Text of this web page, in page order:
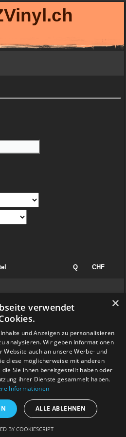
Q CHF
06. April ab 10 Uhr an der
in Zürich
der Sammlung von Patrick! Ich bringe
it.ch |(www.pinkytoes.com)
×
verwendet
und Anzeigen zu personalisieren
analysieren. Wir geben Informationen
Website auch an unsere Werbe- und
diese möglicherweise mit anderen
Sie ihnen bereitgestellt haben oder
ihrer Dienste gesammelt haben.
Informationen
ALLE ABLEHNEN
BY COOKIESCRIPT